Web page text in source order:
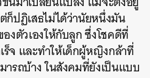
ปฏิเสธไม่ได้ว่านัยหนึ่งมัน
งตัวเองให้กับลูก ซึ่งโชคดีที่
จ และทำให้เด็กผู้หญิงกล้าที่
รถบ้าง ในสังคมที่ยังเป็นแบบ